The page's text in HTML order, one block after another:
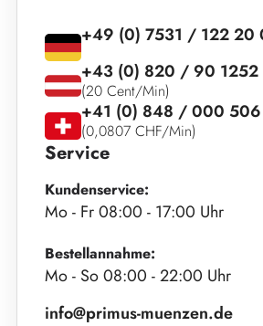
Service
Kundenservice:
Mo - Fr 08:00 - 17:00 Uhr
Bestellannahme:
Mo - So 08:00 - 22:00 Uhr
info@primus-muenzen.de
+49 (0) 7531 / 122 20
+43 (0) 820 / 90 1252
(20 Cent/Min)
+41 (0) 848 / 000 506
(0,0807 CHF/Min)